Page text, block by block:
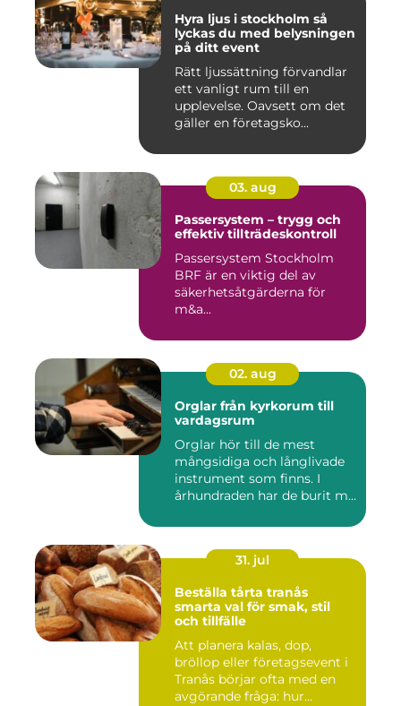
Hyra ljus i stockholm så
lyckas du med belysningen
på ditt event
Rätt ljussättning förvandlar
ett vanligt rum till en
upplevelse. Oavsett om det
gäller en företagsko...
03. aug
Passersystem – trygg och
effektiv tillträdeskontroll
Passersystem Stockholm
BRF är en viktig del av
säkerhetsåtgärderna för
m&a...
02. aug
Orglar från kyrkorum till
vardagsrum
Orglar hör till de mest
mångsidiga och långlivade
instrument som finns. I
århundraden har de burit m...
31. jul
Beställa tårta tranås
smarta val för smak, stil
och tillfälle
Att planera kalas, dop,
bröllop eller företagsevent i
Tranås börjar ofta med en
avgörande fråga: hur...